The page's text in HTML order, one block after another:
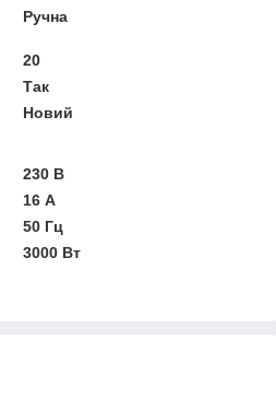
Ручна
20
Так
Новий
230 В
16 А
50 Гц
3000 Вт